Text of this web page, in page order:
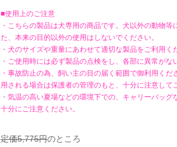
■使用上のご注意
・こちらの製品は犬専用の商品です。犬以外の動物等
た、本来の目的以外の使用はしないでください。
・犬のサイズや重量にあわせて適切な製品をご利用く
・ご使用時には必ず製品の点検をし、各部に異常がな
・事故防止の為、飼い主の目の届く範囲で御利用くだ
用される場合は保護者の管理のもと、十分に注意して
・気温の高い夏場などの環境下での、キャリーバッ
十分にご注意ください。
定価5,775円のところ